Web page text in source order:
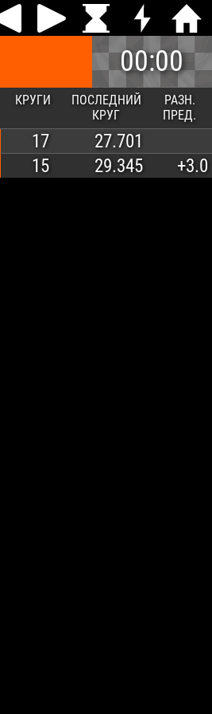
00:00
КРУГИ
ПОСЛЕДНИЙ
КРУГ
РАЗН.
ПРЕД.
17
27.701
15 29.345 +3.0